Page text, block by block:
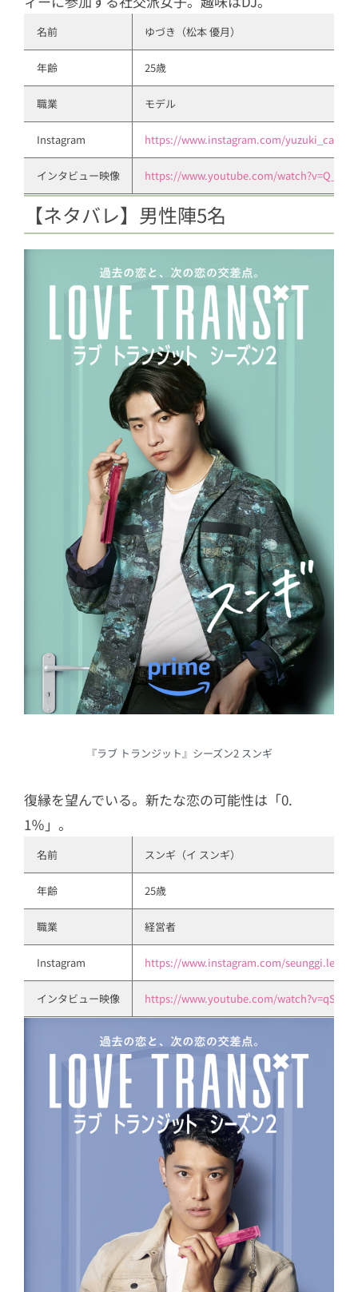
名前 ゆづき（松本 優月）
年齢 25歳
職業 モデル
Instagram https://www.instagram.com/yuzuki_cat/
インタビュー映像 https://www.youtube.com/
【ネタバレ】男性陣5名
『ラブ トランジット』シーズン2 スンギ
復縁を望んでいる。新たな恋の可能性は「0.
1％」。
名前 スンギ（イ スンギ）
年齢 25歳
職業 経営者
Instagram https://www.instagram.com/
インタビュー映像 https://www.youtube.com/